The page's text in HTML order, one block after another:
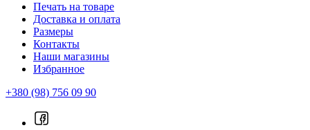
Печать на товаре
Доставка и оплата
Размеры
Контакты
Наши магазины
Избранное
+380 (98) 756 09 90